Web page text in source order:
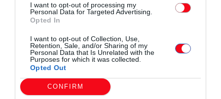
I want to opt-out of processing my
Personal Data for Targeted Advertising.
Opted In
I want to opt-out of Collection, Use,
Retention, Sale, and/or Sharing of my
Personal Data that Is Unrelated with the
Purposes for which it was collected.
Opted Out
CONFIRM
Τοπικά Νέα
Φαρμακεία (10-16 Αύγ.)
today 10/08/2026 10:47 ΠΜ